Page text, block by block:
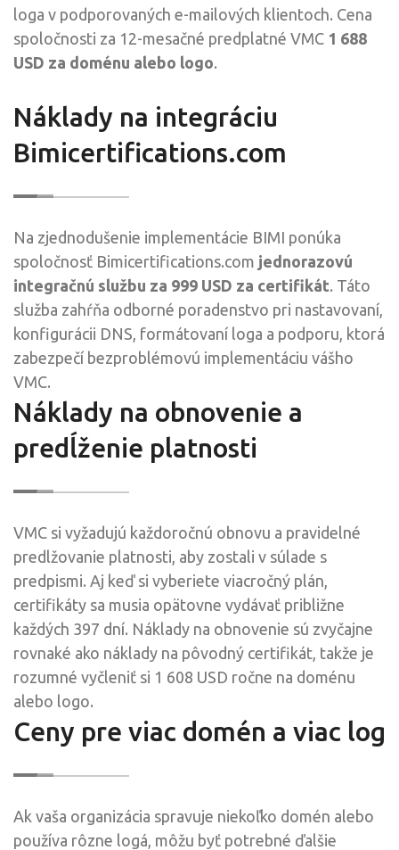
loga v podporovaných e-mailových klientoch. Cena
spoločnosti za 12-mesačné predplatné VMC 1 688
USD za doménu alebo logo.
Náklady na integráciu
Bimicertifications.com
Na zjednodušenie implementácie BIMI ponúka
spoločnosť Bimicertifications.com jednorazovú
integračnú službu za 999 USD za certifikát. Táto
služba zahŕňa odborné poradenstvo pri nastavovaní,
konfigurácii DNS, formátovaní loga a podporu, ktorá
zabezpečí bezproblémovú implementáciu vášho
VMC.
Náklady na obnovenie a
predĺženie platnosti
VMC si vyžadujú každoročnú obnovu a pravidelné
predlžovanie platnosti, aby zostali v súlade s
predpismi. Aj keď si vyberiete viacročný plán,
certifikáty sa musia opätovne vydávať približne
každých 397 dní. Náklady na obnovenie sú zvyčajne
rovnaké ako náklady na pôvodný certifikát, takže je
rozumné vyčleniť si 1 608 USD ročne na doménu
alebo logo.
Ceny pre viac domén a viac log
Ak vaša organizácia spravuje niekoľko domén alebo
používa rôzne logá, môžu byť potrebné ďalšie